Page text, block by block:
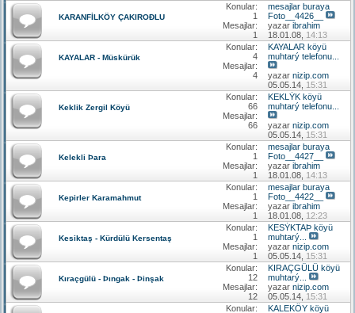
KARANFİLKÖY ÇAKIROÐLU
Konular:
1
Mesajlar:
1
mesajlar buraya
Foto__4426__
yazar ibrahim
18.01.08, 14:13
KAYALAR - Müskürük
Konular:
4
Mesajlar:
4
KAYALAR köyü
muhtarý telefonu...
yazar nizip.com
05.05.14, 15:31
Keklik Zergil Köyü
Konular:
66
Mesajlar:
66
KEKLÝK köyü
muhtarý telefonu...
yazar nizip.com
05.05.14, 15:31
Kelekli Þara
Konular:
1
Mesajlar:
1
mesajlar buraya
Foto__4427__
yazar ibrahim
18.01.08, 14:13
Kepirler Karamahmut
Konular:
1
Mesajlar:
1
mesajlar buraya
Foto__4422__
yazar ibrahim
18.01.08, 12:23
Kesiktaş - Kürdülü Kersentaş
Konular:
1
Mesajlar:
1
KESÝKTAÞ köyü
muhtarý...
yazar nizip.com
05.05.14, 15:31
Kıraçgülü - Þıngak - Þinşak
Konular:
12
Mesajlar:
12
KIRAÇGÜLÜ köyü
muhtarý...
yazar nizip.com
05.05.14, 15:31
Konular:
KALEKÖY köyü